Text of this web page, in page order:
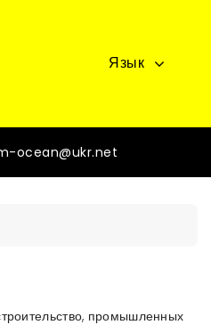
Язык
ocean@ukr.net
промышленных